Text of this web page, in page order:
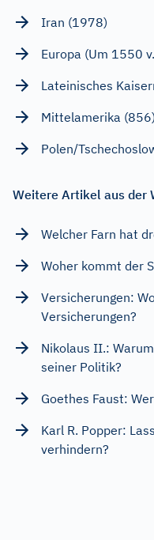
Iran (1978)
Europa (Um 1550
Lateinisches
Mittelamerika (856)
Polen/
Weitere Artikel aus der
Welcher Farn hat
Woher kommt der
Versicherungen:
Versicherungen?
Nikolaus II.:
seiner Politik?
Goethes Faust:
Karl R. Popper:
verhindern?